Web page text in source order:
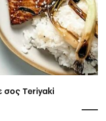
σος Teriyaki